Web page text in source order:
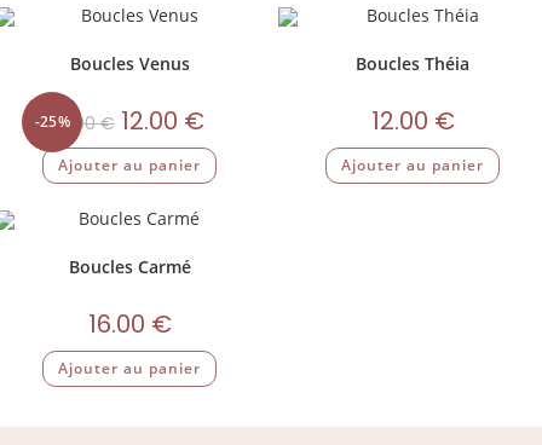
-25%
Boucles Venus
16.00€ 12.00 €
Ajouter au panier
Boucles Théia
12.00 €
Ajouter au panier
Boucles Carmé
16.00 €
Ajouter au panier